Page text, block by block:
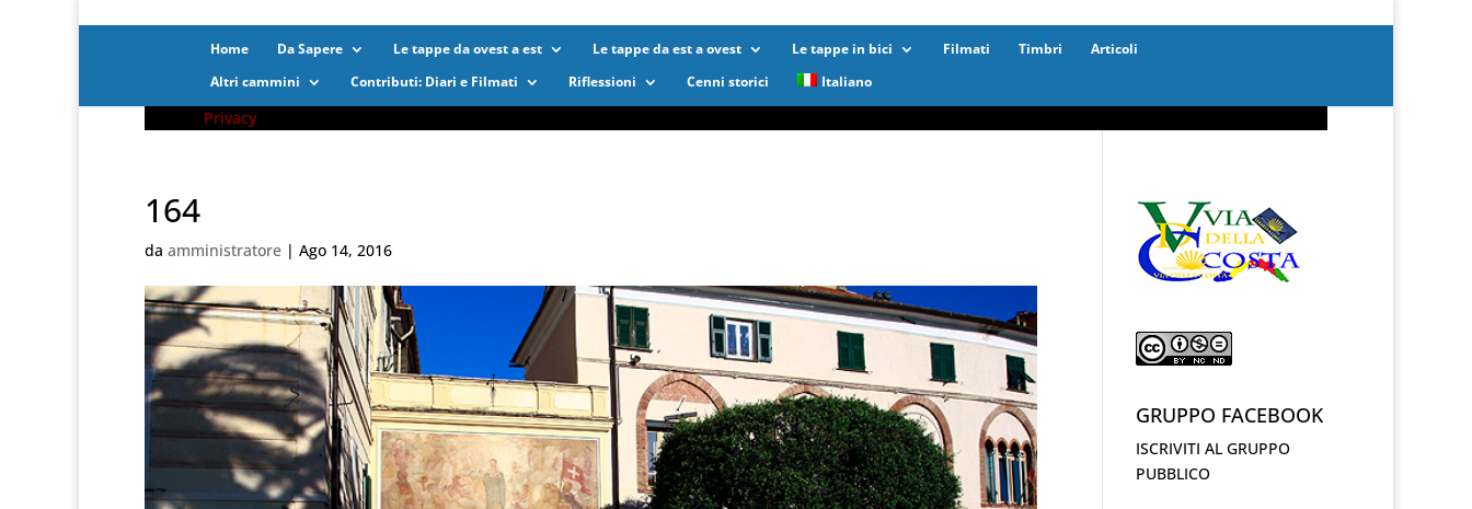
Privacy
Home Da Sapere Le tappe da ovest a est Le tappe da est a ovest Le tappe in bici Filmati Timbri
Articoli
Altri cammini
Contributi: Diari e Filmati Riflessioni Cenni storici Italiano
164
da amministratore | Ago 14, 2016
GRUPPO FACEBOOK
ISCRIVITI AL GRUPPO
PUBBLICO